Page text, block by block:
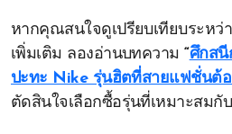
หากคุณสนใจดูเปรียบเทียบระหว่
เพิ่มเติม ลองอ่านบทความ“ศึกสนี
ปะทะ Nike รุ่นฮิตที่สายแฟชั่นต้
ตัดสินใจเลือกซื้อรุ่นที่เหมาะสม